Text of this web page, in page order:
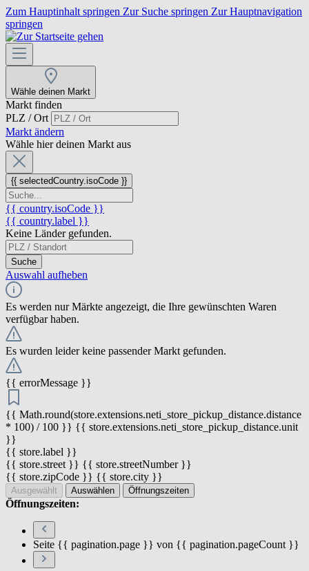
Zum Hauptinhalt springen Zur Suche springen Zur Hauptnavigation
springen
Wähle deinen Markt
Markt finden
PLZ / Ort
Markt ändern
Wähle hier deinen Markt aus
{{ selectedCountry.isoCode }}
{{ country.isoCode }}
{{ country.label }}
Keine Länder gefunden.
Suche
Auswahl aufheben
Es werden nur Märkte angezeigt, die Ihre gewünschten Waren
verfügbar haben.
Es wurden leider keine passender Markt gefunden.
{{ errorMessage }}
{{ Math.round(store.extensions.neti_store_pickup_distance.distance
* 100) / 100 }} {{ store.extensions.neti_store_pickup_distance.unit
}}
{{ store.label }}
{{ store.street }} {{ store.streetNumber }}
{{ store.zipCode }} {{ store.city }}
Ausgewählt Auswählen Öffnungszeiten
Öffnungszeiten:
Seite {{ pagination.page }} von {{ pagination.pageCount }}